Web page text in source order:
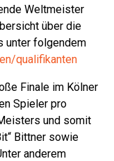
Weltmeister
über die
unter folgendem
qualifikanten
Finale im Kölner
Spieler pro
und somit
Bittner sowie
anderem